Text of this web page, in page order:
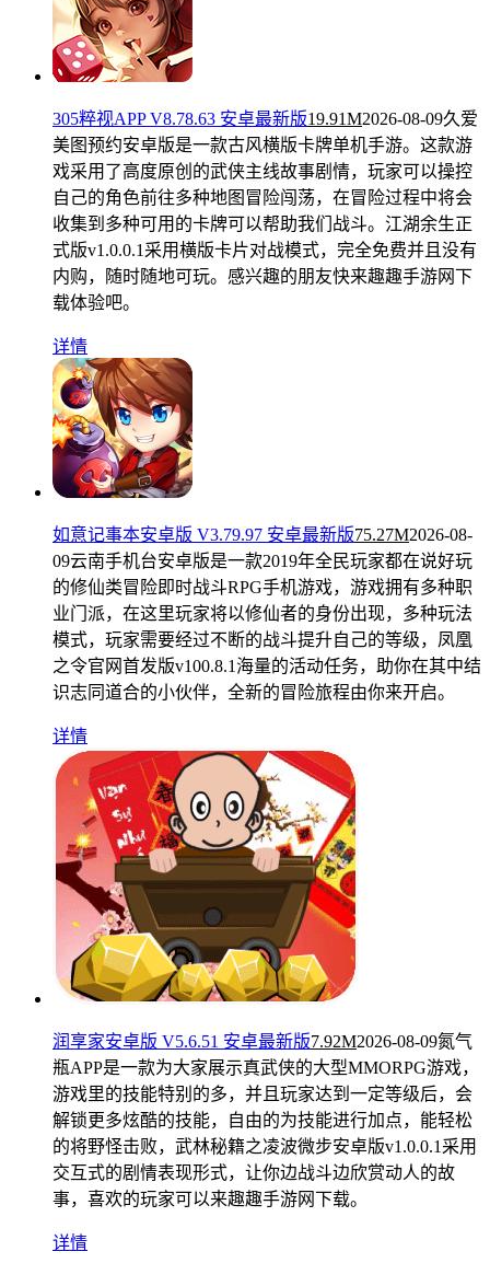
305粹视APP V8.78.63 安卓最新版19.91M2026-08-09久爱
美图预约安卓版是一款古风横版卡牌单机手游。这款游
戏采用了高度原创的武侠主线故事剧情，玩家可以操控
自己的角色前往多种地图冒险闯荡，在冒险过程中将会
收集到多种可用的卡牌可以帮助我们战斗。江湖余生正
式版v1.0.0.1采用横版卡片对战模式，完全免费并且没有
内购，随时随地可玩。感兴趣的朋友快来趣趣手游网下
载体验吧。
详情
如意记事本安卓版 V3.79.97 安卓最新版75.27M2026-08-
09云南手机台安卓版是一款2019年全民玩家都在说好玩
的修仙类冒险即时战斗RPG手机游戏，游戏拥有多种职
业门派，在这里玩家将以修仙者的身份出现，多种玩法
模式，玩家需要经过不断的战斗提升自己的等级，凤凰
之令官网首发版v100.8.1海量的活动任务，助你在其中结
识志同道合的小伙伴，全新的冒险旅程由你来开启。
详情
润享家安卓版 V5.6.51 安卓最新版7.92M2026-08-09氮气
瓶APP是一款为大家展示真武侠的大型MMORPG游戏，
游戏里的技能特别的多，并且玩家达到一定等级后，会
解锁更多炫酷的技能，自由的为技能进行加点，能轻松
的将野怪击败，武林秘籍之凌波微步安卓版v1.0.0.1采用
交互式的剧情表现形式，让你边战斗边欣赏动人的故
事，喜欢的玩家可以来趣趣手游网下载。
详情